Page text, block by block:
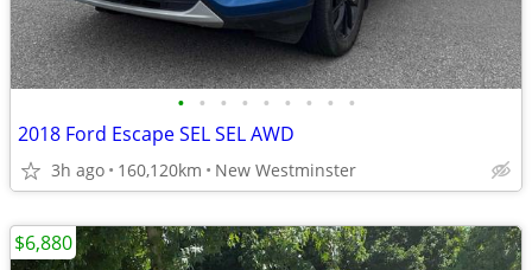
• • • • • • • • •
2018 Ford Escape SEL SEL AWD
3h ago 160,120km New Westminster
$6,880